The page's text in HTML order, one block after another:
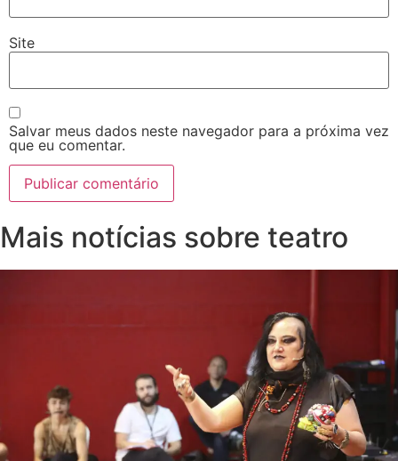
Site
Salvar meus dados neste navegador para a próxima vez
que eu comentar.
Mais notícias sobre teatro